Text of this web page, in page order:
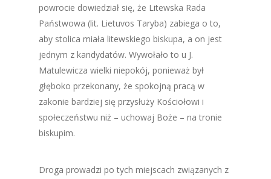
powrocie dowiedział się, że Litewska Rada
Państwowa (lit. Lietuvos Taryba) zabiega o to,
aby stolica miała litewskiego biskupa, a on jest
jednym z kandydatów. Wywołało to u J.
Matulewicza wielki niepokój, ponieważ był
głęboko przekonany, że spokojną pracą w
zakonie bardziej się przysłuży Kościołowi i
społeczeństwu niż – uchowaj Boże – na tronie
biskupim.
Droga prowadzi po tych miejscach związanych z